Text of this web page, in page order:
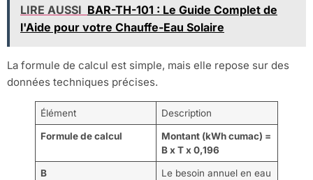
LIRE AUSSI BAR-TH-101 : Le Guide Complet de
l'Aide pour votre Chauffe-Eau Solaire
La formule de calcul est simple, mais elle repose sur des
données techniques précises.
Élément Description
Formule de calcul
Montant (kWh cumac) =
B x T x 0,196
B
Le besoin annuel en eau